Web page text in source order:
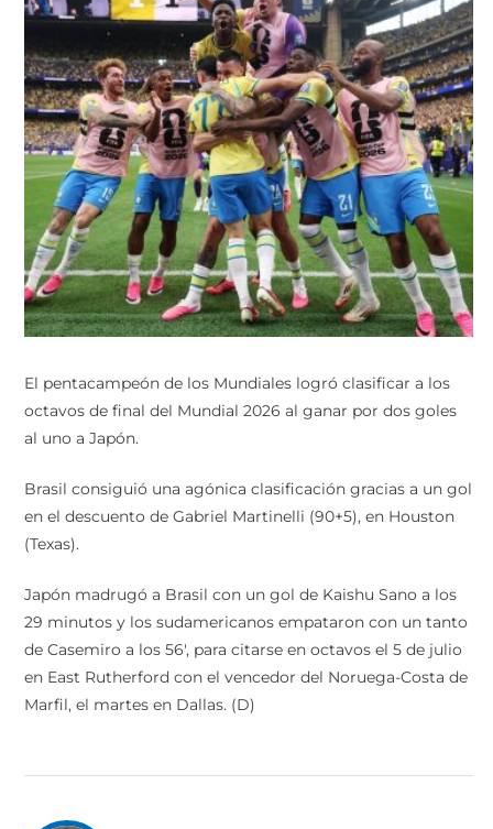
El pentacampeón de los Mundiales logró clasificar a los
octavos de final del Mundial 2026 al ganar por dos goles
al uno a Japón.
Brasil consiguió una agónica clasificación gracias a un gol
en el descuento de Gabriel Martinelli (90+5), en Houston
(Texas).
Japón madrugó a Brasil con un gol de Kaishu Sano a los
29 minutos y los sudamericanos empataron con un tanto
de Casemiro a los 56′, para citarse en octavos el 5 de julio
en East Rutherford con el vencedor del Noruega-Costa de
Marfil, el martes en Dallas. (D)